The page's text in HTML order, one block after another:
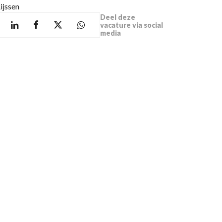
Deel deze
vacature via social
media